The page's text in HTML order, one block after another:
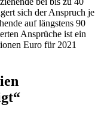
sich der Anspruch je
auf längstens 90
Ansprüche ist ein
Euro für 2021